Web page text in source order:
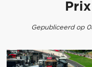
Gepubliceerd op